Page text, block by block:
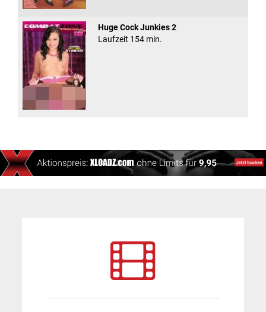
Huge Cock Junkies 2
Laufzeit 154 min.